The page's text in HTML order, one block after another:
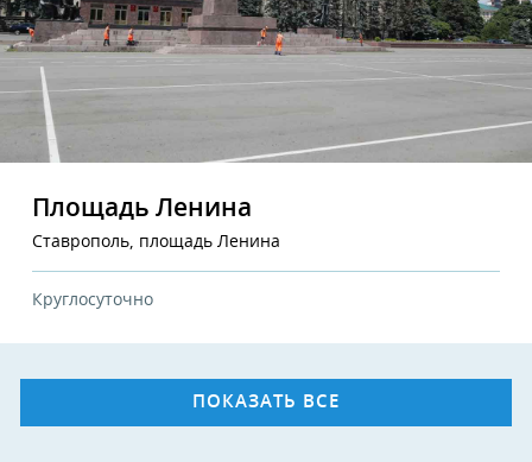
Площадь Ленина
Ставрополь, площадь Ленина
Круглосуточно
ПОКАЗАТЬ ВСЕ